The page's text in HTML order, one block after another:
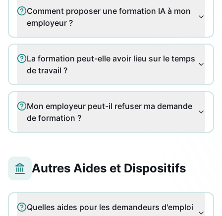
Comment proposer une formation IA à mon
employeur ?
La formation peut-elle avoir lieu sur le temps
de travail ?
Mon employeur peut-il refuser ma demande
de formation ?
Autres Aides et Dispositifs
Quelles aides pour les demandeurs d'emploi